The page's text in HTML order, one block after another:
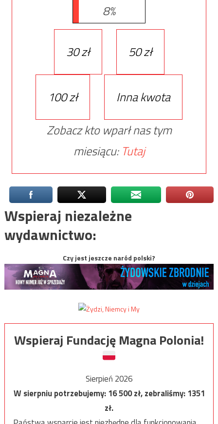
8%
30 zł 50 zł
100 zł
Inna kwota
Zobacz kto wparł nas tym
miesiącu: Tutaj
Wspieraj niezależne
wydawnictwo:
Czy jest jeszcze naród polski?
Wspieraj Fundację Magna Polonia!
Sierpień 2026
W sierpniu potrzebujemy:16 500zł, zebraliśmy:1351
zł.